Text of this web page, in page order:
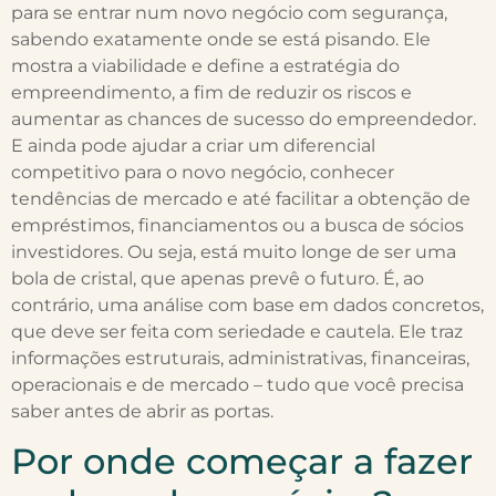
para se entrar num novo negócio com segurança,
sabendo exatamente onde se está pisando. Ele
mostra a viabilidade e define a estratégia do
empreendimento, a fim de reduzir os riscos e
aumentar as chances de sucesso do empreendedor.
E ainda pode ajudar a criar um diferencial
competitivo para o novo negócio, conhecer
tendências de mercado e até facilitar a obtenção de
empréstimos, financiamentos ou a busca de sócios
investidores. Ou seja, está muito longe de ser uma
bola de cristal, que apenas prevê o futuro. É, ao
contrário, uma análise com base em dados concretos,
que deve ser feita com seriedade e cautela. Ele traz
informações estruturais, administrativas, financeiras,
operacionais e de mercado – tudo que você precisa
saber antes de abrir as portas.
Por onde começar a fazer